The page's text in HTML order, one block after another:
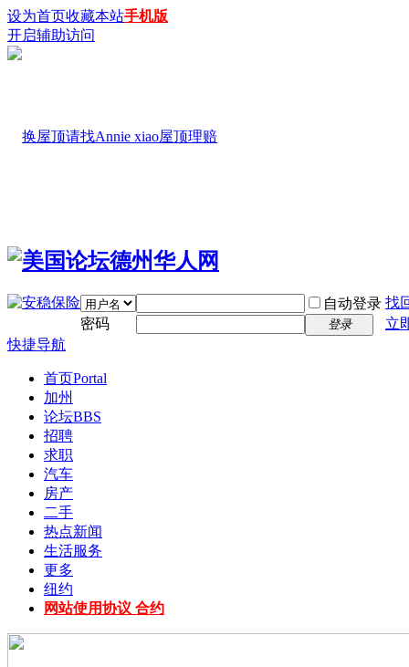
设为首页收藏本站手机版
开启辅助访问
自动登录 找
密码
登录
立
快捷导航
首页Portal
加州
论坛BBS
招聘
求职
汽车
房产
二手
热点新闻
生活服务
更多
纽约
网站使用协议 合约